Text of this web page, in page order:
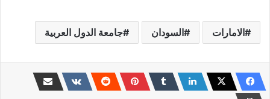
الامارات السودان جامعة الدول العربية